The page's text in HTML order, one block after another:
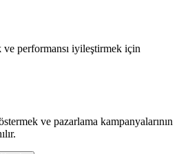
ve performansı iyileştirmek için
ve pazarlama kampanyalarının